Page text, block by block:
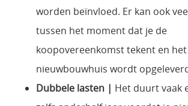
worden beïnvloed. Er kan ook
tussen het moment dat je de
koopovereenkomst tekent en
nieuwbouwhuis wordt
Dubbele lasten | Het duurt vaak